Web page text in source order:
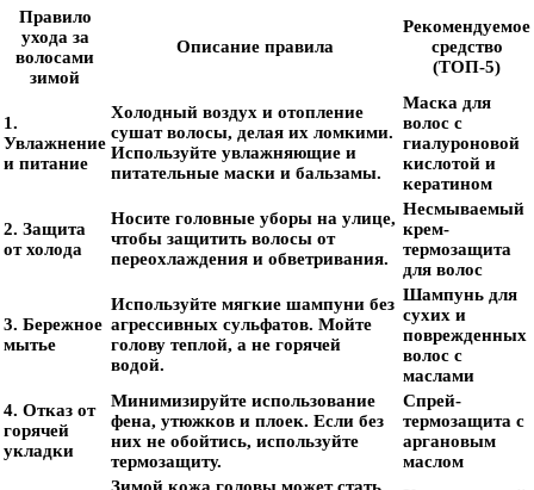
Правило
ухода за
волосами
зимой
Описание правила
Рекомендуемое
средство
(ТОП-5)
1.
Увлажнение
и питание
Холодный воздух и отопление
сушат волосы, делая их ломкими.
Используйте увлажняющие и
питательные маски и бальзамы.
Маска для
волос с
гиалуроновой
кислотой и
кератином
2. Защита
от холода
Носите головные уборы на улице,
чтобы защитить волосы от
переохлаждения и обветривания.
Несмываемый
крем-
термозащита
для волос
3. Бережное
мытье
Используйте мягкие шампуни без
агрессивных сульфатов. Мойте
голову теплой, а не горячей
водой.
Шампунь для
сухих и
поврежденных
волос с
маслами
4. Отказ от
горячей
укладки
Минимизируйте использование
фена, утюжков и плоек. Если без
них не обойтись, используйте
термозащиту.
Спрей-
термозащита с
аргановым
маслом